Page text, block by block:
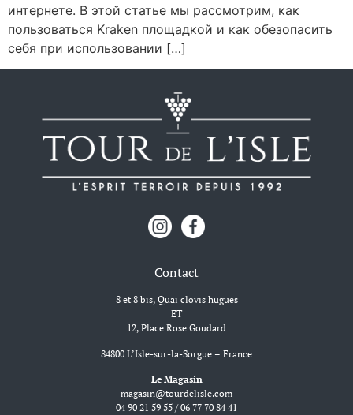
интернете. В этой статье мы рассмотрим, как
пользоваться Kraken площадкой и как обезопасить
себя при использовании […]
Contact
8 et 8 bis, Quai clovis hugues
ET
12, Place Rose Goudard
84800 L’Isle-sur-la-Sorgue – France
Le Magasin
magasin@tourdelisle.com
04 90 21 59 55 / 06 77 70 84 41